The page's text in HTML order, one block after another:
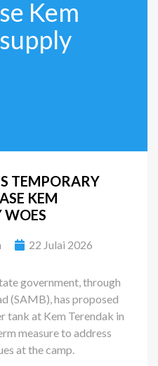
Kem
TEMPORARY
KEM
WOES
22 Julai 2026
government, through
(SAMB), has proposed
tank at Kem Terendak in
measure to address
at the camp.